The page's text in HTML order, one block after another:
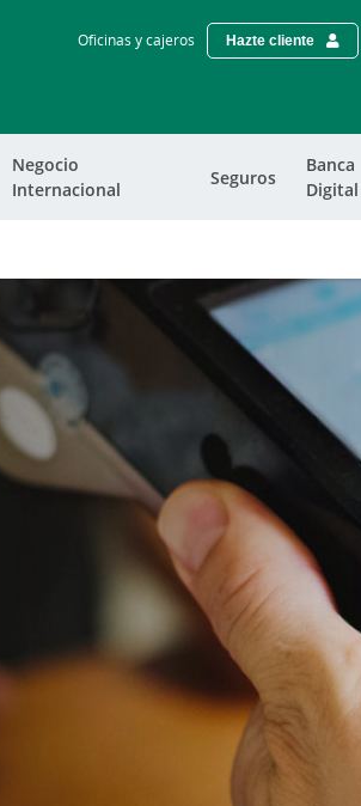
Oficinas y cajeros Hazte cliente
Negocio
Internacional
Seguros
Banca
Digital